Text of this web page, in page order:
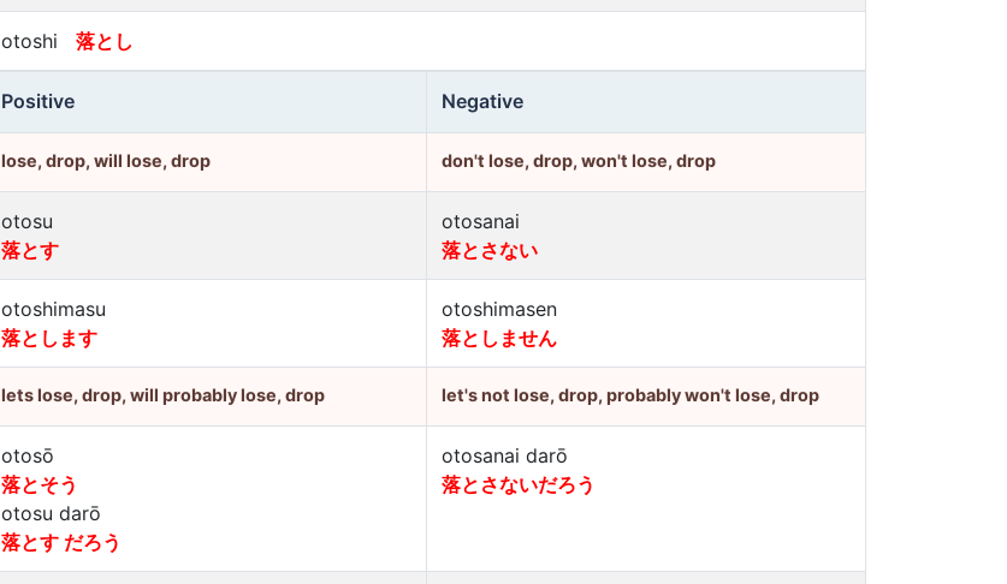
otoshi 落とし
Positive Negative
lose, drop, will lose, drop don't lose, drop, won't lose, drop
otosu
落とす
otosanai
落とさない
otoshimasu
落とします
otoshimasen
落としません
lets lose, drop, will probably lose, drop let's not lose, drop, probably won't lose, drop
otosō
落とそう
otosu darō
落とす だろう
otosanai darō
落とさないだろう